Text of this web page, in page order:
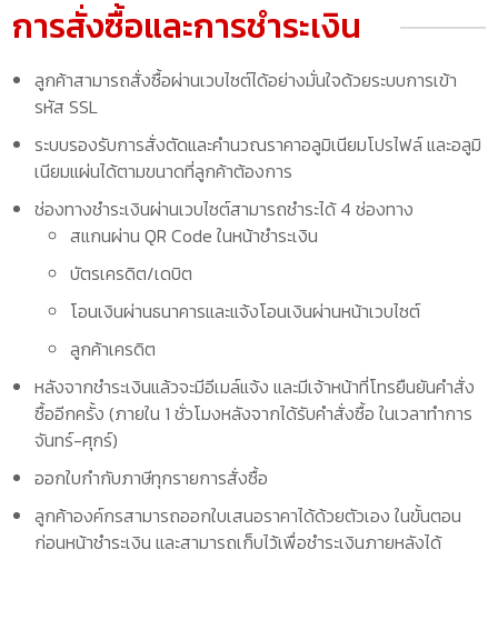
การสั่งซื้อและการชำระเงิน
ลูกค้าสามารถสั่งซื้อผ่านเวบไซต์ได้อย่างมั่นใจด้วยระบบการเข้า
รหัส SSL
ระบบรองรับการสั่งตัดและคำนวณราคาอลูมิเนียมโปรไฟล์ และอลูมิ
เนียมแผ่นได้ตามขนาดที่ลูกค้าต้องการ
ช่องทางชำระเงินผ่านเวบไซต์สามารถชำระได้ 4 ช่องทาง
สแกนผ่าน QR Code ในหน้าชำระเงิน
บัตรเครดิต/เดบิต
โอนเงินผ่านธนาคารและแจ้งโอนเงินผ่านหน้าเวบไซต์
ลูกค้าเครดิต
หลังจากชำระเงินแล้วจะมีอีเมล์แจ้ง และมีเจ้าหน้าที่โทรยืนยันคำสั่ง
ซื้ออีกครั้ง (ภายใน 1 ชั่วโมงหลังจากได้รับคำสั่งซื้อ ในเวลาทำการ
จันทร์-ศุกร์)
ออกใบกำกับภาษีทุกรายการสั่งซื้อ
ลูกค้าองค์กรสามารถออกใบเสนอราคาได้ด้วยตัวเอง ในขั้นตอน
ก่อนหน้าชำระเงิน และสามารถเก็บไว้เพื่อชำระเงินภายหลังได้